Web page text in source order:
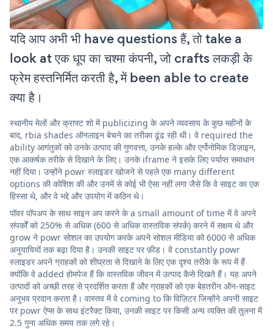
यदि आप अभी भी have questions हैं, तो take a
look at एक धूप का चश्मा कंपनी, जो crafts लकड़ी के
फ्रेम हस्तनिर्मित करती है, में been able to create
क्या है।
स्थानीय मेलों और क्राफ्ट शो में publicizing के अपने व्यवसाय के कुछ महीनों के
बाद, rbia shades ऑनलाइन बेचने का तरीका ढूंढ रही थी। वे required the
ability आगंतुकों को उनके उत्पाद की गुणवत्ता, उनके हल्के और एर्गोनोमिक डिज़ाइन,
एक आकर्षक तरीके से दिखाने के लिए। उनके iframe ने इसके लिए पर्याप्त समाधान
नहीं दिया। उन्होंने powr स्लाइडर खोजने से पहले एक many different
options की कोशिश की और उनमें से कोई भी ऐसा नहीं लगा जैसे कि वे साइट का एक
हिस्सा थे, और वे भद्दे और उपयोग में कठिन थे।
पॉवर पॉपअप के साथ साइन अप करने के a small amount of time में वे अपने
संपर्कों को 250% से अधिक (600 से अधिक वास्तविक संपर्क) करने में सक्षम थे और
grow ने powr सोशल का उपयोग करके अपने सोशल मीडिया को 6000 से अधिक
अनुयायियों तक बढ़ा दिया है। उनकी साइट पर फ़ीड। वे constantly powr
स्लाइडर अपने ग्राहकों को शीघ्रता से दिखाने के लिए एक दृश्य तरीके के रूप में हैं
क्योंकि वे added होमपेज हैं कि वास्तविक जीवन में उत्पाद कैसे दिखते हैं। यह अपने
उत्पादों को अच्छी तरह से प्रदर्शित करता है और ग्राहकों को एक बेहतरीन ऑन-साइट
अनुभव प्रदान करता है। वास्तव में वे coming to कि विज़िटर जिन्होंने अपनी साइट
पर powr ऐप्स के साथ इंटरैक्ट किया, उनकी साइट पर किसी अन्य व्यक्ति की तुलना में
2.5 गुना अधिक समय तक लगे रहे।